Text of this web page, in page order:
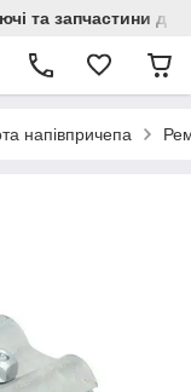
та запчастини
напівпричепа